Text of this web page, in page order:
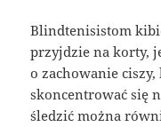
Blindtenisistom
przyjdzie na korty,
o zachowanie
skoncentrować się
śledzić można